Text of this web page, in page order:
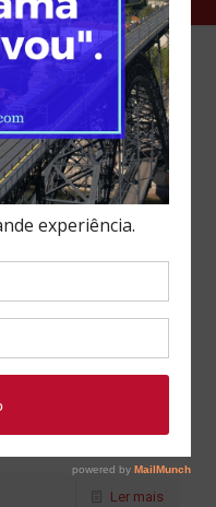
2017
de
precisa saber sobre o
Ler mais